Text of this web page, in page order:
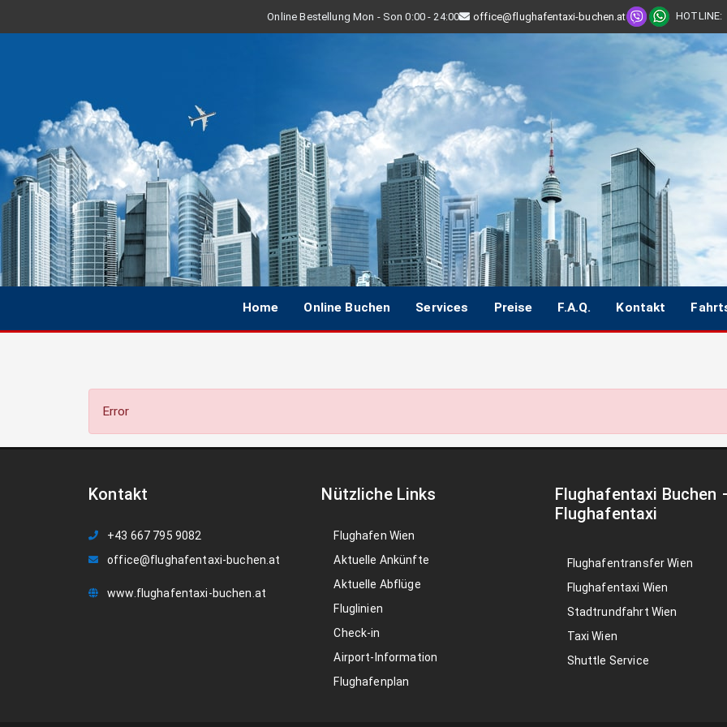
Online Bestellung Mon - Son 0:00 - 24:00 office@flughafentaxi-buchen.at HOTLINE:
Home Online Buchen Services Preise F.A.Q. Kontakt
Error
Kontakt
+43 667 795 9082
office@flughafentaxi-buchen.at
www.flughafentaxi-buchen.at
Nützliche Links
Flughafen Wien
Aktuelle Ankünfte
Aktuelle Abflüge
Fluglinien
Check-in
Airport-Information
Flughafenplan
Flughafentaxi Buchen
Flughafentaxi
Flughafentransfer Wien
Flughafentaxi Wien
Stadtrundfahrt Wien
Taxi Wien
Shuttle Service